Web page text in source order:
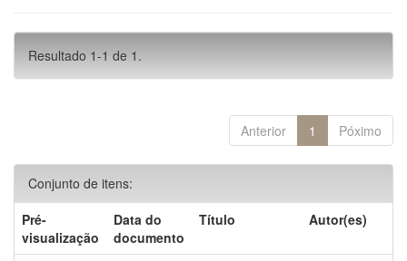
Resultado 1-1 de 1.
Anterior 1 Póximo
Conjunto de itens:
Pré-
visualização
Data do
documento
Título Autor(es)